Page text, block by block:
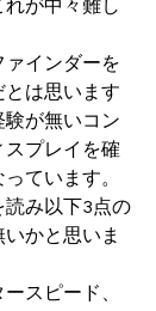
れが中々難し
インダーを
は思います
験が無いコン
スプレイを確
ています。
読み以下3点の
かと思いま
スピード、